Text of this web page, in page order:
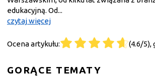
edukacyjną. Od...
czytaj więcej
Ocena artykułu: (4.6/5),
GORĄCE TEMATY